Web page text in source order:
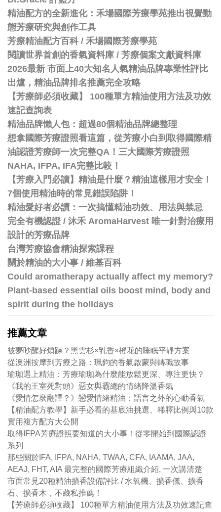
精油配方的全新進化：禾場國際芳療學苑推出視覺動
態芳療研究與創作工具
芳療精油配方百科 / 禾場國際芳療學苑
閱讀世界首創的香氣資料庫 / 芳療個案文獻資料庫
2026最新 市面上40大知名人氣精油品牌專業性評比
出爐，精油品牌排名推薦完全攻略
【芳療師必須收藏】 100種單方精油使用方法及功效
速記查詢表
精油品牌懶人包：超過80個精油品牌總整理
想拿國際芳療證照看這篇，從芳療小白到取得國際精
油認證芳療師一次完整QA！三大國際芳療證照
NAHA, IFPA, IFA完整比較！
【芳療入門必讀】精油是什麼？精油這樣用才安全！
7個使用精油時的常見錯誤陷阱！
精油愛好者必讀：一次搞懂精油功效、用法與禁忌
完全有機認證 / 沐禾 AromaHarvest 唯一針對治療用
設計的芳療品牌
台灣芳療協會精油探索課程
關於精油的大小事 / 維基百科
Could aromatherapy actually affect my memory?
Plant-based essential oils boost mind, body and
spirit during the holidays
推薦文章
被夢吵醒好煩躁？黑雲杉×乳香×橙花的睡眠平靜方案
從澳洲按摩到芳療之路：珮鈞的香氣啟蒙與轉職故事
瑜珈遇上精油：芳療瑜珈為什麼能放鬆更深、專注更快？
《我的王室死對頭》惡女與霸總的情緒降溫香氣
《愛情怎麼翻譯？》戀愛情緒精油：語言之外的心動香氣
【精油配方教學】新手必看的基底油挑選、稀釋比例與10款
實用複方配方大公開
取得IFPA芳療證照要知道的大小事！從零開始到國際認證
系列
那些關於IFA, IFPA, NAHA, TWAA, CFA, IAAMA, JAA,
AEAJ, FHT, AIA 最完整的國際芳療組織介紹, 一次講清楚
市面常見20種精油擴香設備評比 / 水氧機、擴香儀、擴香
石、擴香木，不藏私推薦！
【芳療師必須收藏】 100種單方精油使用方法及功效速記查